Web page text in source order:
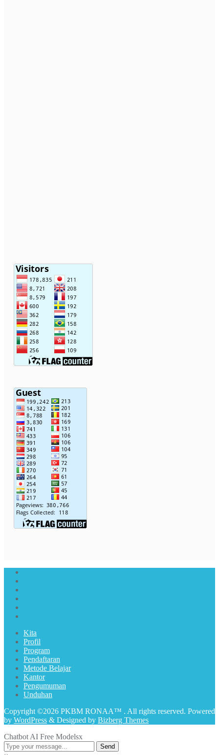
Kita
Profil
Program
Pendaftaran
Metode Belajar
Kantor
Pengumuman
Unduhan
Copyright ©2026 PKBM RONAA™ . All rights reserved. Powered
by WordPress & Designed by Bizberg Themes
Chatbot AI Free Modelsx
Send